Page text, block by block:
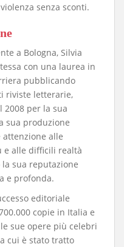
senza sconti.
a Bologna, Silvia
con una laurea in
pubblicando
riviste letterarie,
2008 per la sua
sua produzione
alle
e alle difficili realtà
sua reputazione
e profonda.
editoriale
copie in Italia e
sue opere più celebri
cui è stato tratto